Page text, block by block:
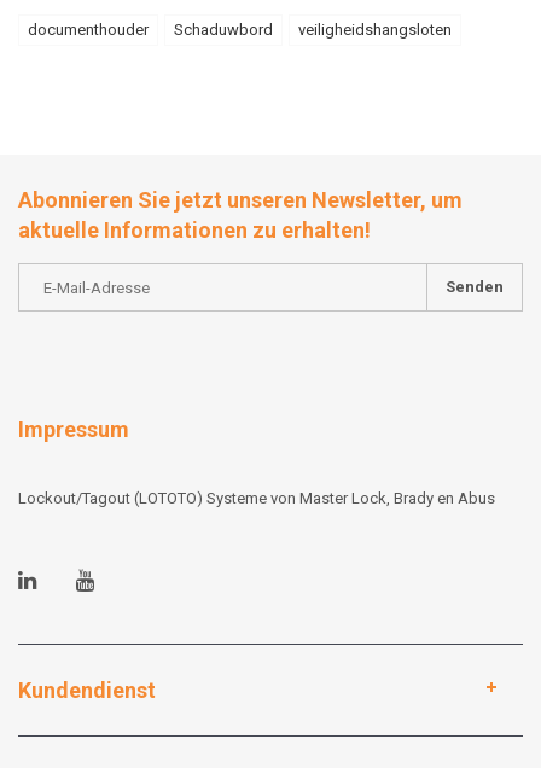
documenthouder Schaduwbord veiligheidshangsloten
Abonnieren Sie jetzt unseren Newsletter, um
aktuelle Informationen zu erhalten!
Senden
Impressum
Lockout/Tagout (LOTOTO) Systeme von Master Lock, Brady en Abus
Kundendienst